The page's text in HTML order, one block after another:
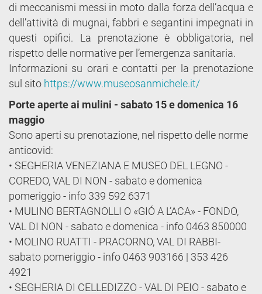
di meccanismi messi in moto dalla forza dell’acqua e
dell’attività di mugnai, fabbri e segantini impegnati in
questi opifici. La prenotazione è obbligatoria, nel
rispetto delle normative per l’emergenza sanitaria.
Informazioni su orari e contatti per la prenotazione
sul sito https://www.museosanmichele.it/
Porte aperte ai mulini - sabato 15 e domenica 16
maggio
Sono aperti su prenotazione, nel rispetto delle norme
anticovid:
• SEGHERIA VENEZIANA E MUSEO DEL LEGNO -
COREDO, VAL DI NON - sabato e domenica
pomeriggio - info 339 592 6371
• MULINO BERTAGNOLLI O «GIÓ A L’ACA» - FONDO,
VAL DI NON - sabato e domenica - info 0463 850000
• MOLINO RUATTI - PRACORNO, VAL DI RABBI-
sabato pomeriggio - info 0463 903166 | 353 426
4921
• SEGHERIA DI CELLEDIZZO - VAL DI PEIO - sabato e